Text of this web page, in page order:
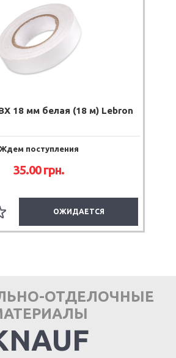
18 мм белая (18 м) Lebron
Ждем поступления
35.00грн.
ОЖИДАЕТСЯ
ОТДЕЛОЧНЫЕ